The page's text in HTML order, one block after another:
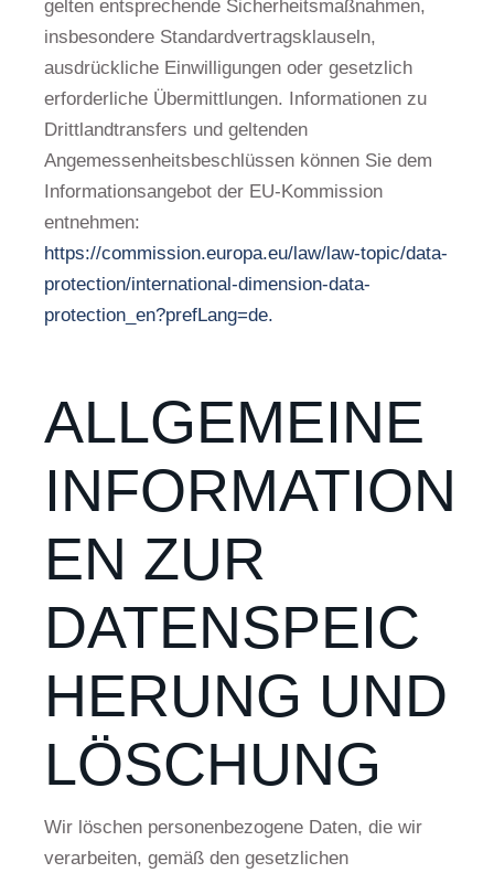
gelten entsprechende Sicherheitsmaßnahmen,
insbesondere Standardvertragsklauseln,
ausdrückliche Einwilligungen oder gesetzlich
erforderliche Übermittlungen. Informationen zu
Drittlandtransfers und geltenden
Angemessenheitsbeschlüssen können Sie dem
Informationsangebot der EU-Kommission
entnehmen:
https://commission.europa.eu/law/law-topic/data-
protection/international-dimension-data-
protection_en?prefLang=de.
ALLGEMEINE
INFORMATION
EN ZUR
DATENSPEIC
HERUNG UND
LÖSCHUNG
Wir löschen personenbezogene Daten, die wir
verarbeiten, gemäß den gesetzlichen